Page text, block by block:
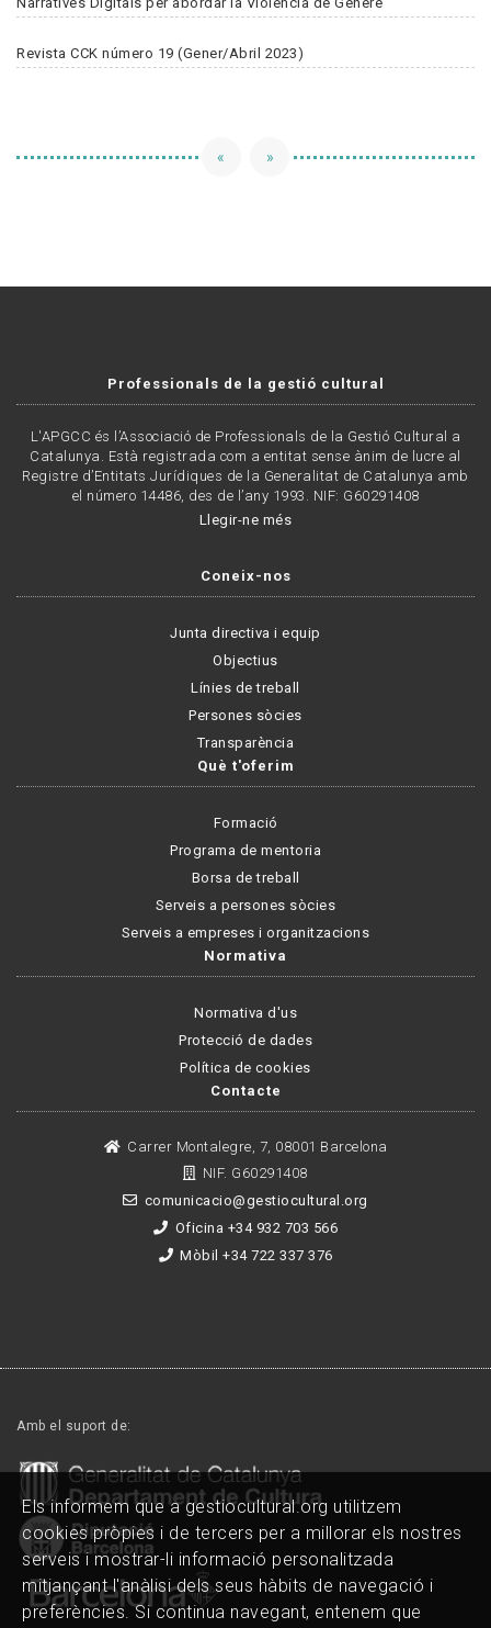
Revista CCK número 19 (Gener/Abril 2023)
« »
Professionals de la gestió cultural
L'APGCC és l’Associació de Professionals de la Gestió Cultural a
Catalunya. Està registrada com a entitat sense ànim de lucre al
Registre d’Entitats Jurídiques de la Generalitat de Catalunya amb
el número 14486, des de l’any 1993. NIF: G60291408
Llegir-ne més
Coneix-nos
Junta directiva i equip
Objectius
Línies de treball
Persones sòcies
Transparència
Què t'oferim
Formació
Programa de mentoria
Borsa de treball
Serveis a persones sòcies
Serveis a empreses i organitzacions
Normativa
Normativa d'us
Protecció de dades
Política de cookies
Contacte
Carrer Montalegre, 7, 08001 Barcelona
NIF. G60291408
comunicacio@gestiocultural.org
Oficina +34 932 703 566
Mòbil +34 722 337 376
Amb el suport de:
Els informem que a gestiocultural.org utilitzem
cookies pròpies i de tercers per a millorar els nostres
serveis i mostrar-li informació personalitzada
mitjançant l'anàlisi dels seus hàbits de navegació i
preferències. Si continua navegant, entenem que